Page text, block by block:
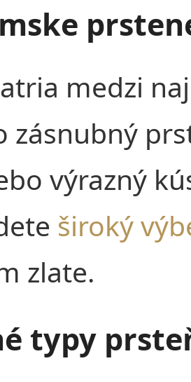
medzi
zásnubný
výrazný
široký
zlate.
typy